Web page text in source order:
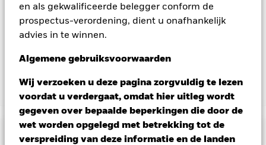
en als gekwalificeerde belegger conform de
prospectus-verordening, dient u onafhankelijk
advies in te winnen.
Algemene gebruiksvoorwaarden
Wij verzoeken u deze pagina zorgvuldig te lezen
voordat u verdergaat, omdat hier uitleg wordt
gegeven over bepaalde beperkingen die door de
wet worden opgelegd met betrekking tot de
verspreiding van deze informatie en de landen
verbonden inkomsten en komen de resterende 37,5% ten
goede aan BlackRock als effectenuitleenagent. Aangezien de
verdeling van opbrengsten uit effectenleningen de
de lopende kosten opgenomen.
Toon minder
BGF Global Government Bond Fund
Risicometer